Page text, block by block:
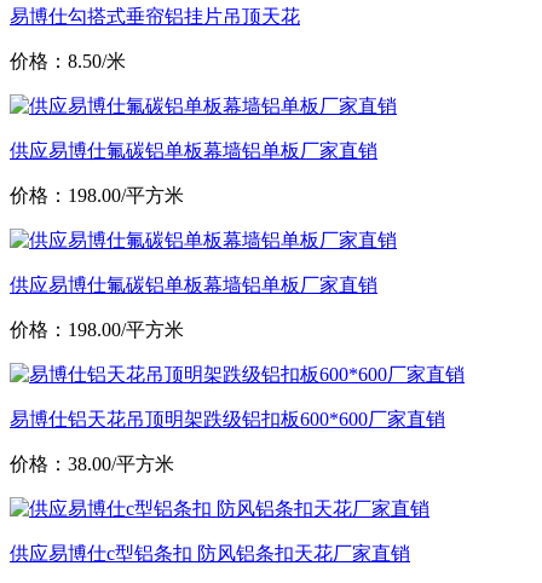
易博仕勾搭式垂帘铝挂片吊顶天花
价格：8.50/米
供应易博仕氟碳铝单板幕墙铝单板厂家直销
价格：198.00/平方米
供应易博仕氟碳铝单板幕墙铝单板厂家直销
价格：198.00/平方米
易博仕铝天花吊顶明架跌级铝扣板600*600厂家直销
价格：38.00/平方米
供应易博仕c型铝条扣 防风铝条扣天花厂家直销